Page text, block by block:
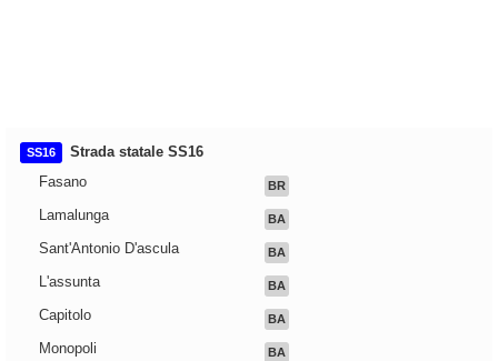
SS16
Strada statale SS16
Fasano
BR
Lamalunga BA
Sant'Antonio D'ascula BA
L'assunta BA
Capitolo BA
Monopoli BA